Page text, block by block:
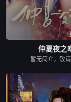
仲夏夜之
暂无简介，敬